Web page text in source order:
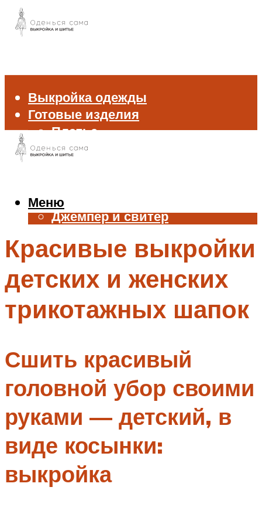
Выкройка одежды
Готовые изделия
Платье
Брюки
Жилет
Джемпер и свитер
Аксессуары
Меню
Меню
Красивые выкройки
детских и женских
трикотажных шапок
Сшить красивый
головной убор своими
руками — детский, в
виде косынки:
выкройка